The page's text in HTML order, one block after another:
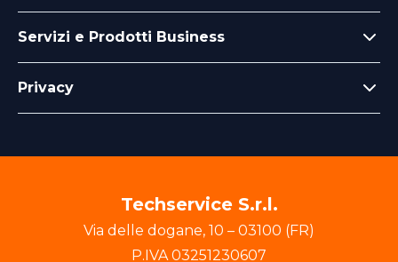
Servizi e Prodotti Business
Privacy
Techservice S.r.l.
Via delle dogane, 10 – 03100 (FR)
P.IVA 03251230607